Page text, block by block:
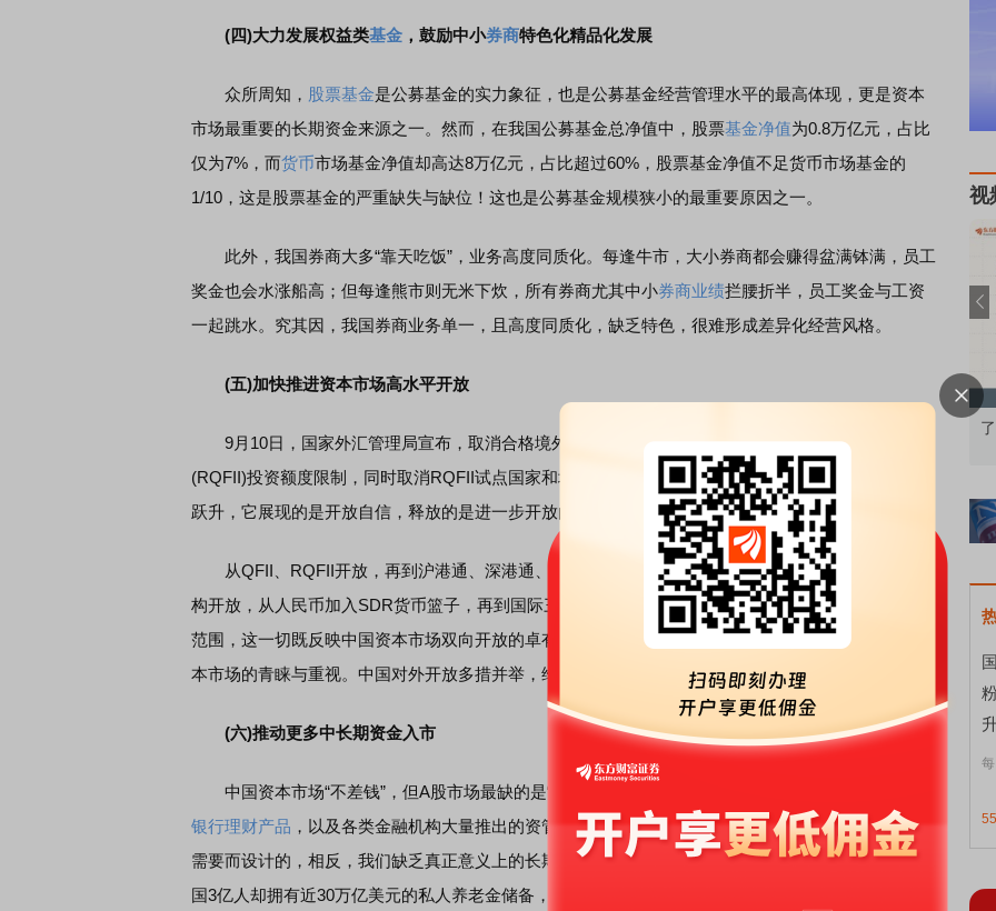
(四)大力发展权益类基金 ，鼓励中小券商特色化精品化发展
众所周知， 股票基金是公募基金的实力象征，也是公募基金经营管理水平的最高体现，更是资本
市场最重要的长期资金来源之一。然而，在我国公募基金总净值中，股票基金净值为0.8万亿元，占比
仅为7%，而货币市场基金净值却高达8万亿元，占比超过60%，股票基金净值不足货币市场基金的
1/10，这是股票基金的严重缺失与缺位！这也是公募基金规模狭小的最重要原因之一。
此外，我国券商大多“靠天吃饭”，业务高度同质化。每逢牛市，大小券商都会赚得盆满钵满，员工
奖金也会水涨船高；但每逢熊市则无米下炊，所有券商尤其中小券商业绩拦腰折半，员工奖金与工资
一起跳水。究其因，我国券商业务单一，且高度同质化，缺乏特色，很难形成差异化经营风格。
(五)加快推进资本市场高水平开放
9月10日，国家外汇管理局宣布，取消合格境外机构投资者(QFII)和人民币合格境外机构投资者
(RQFII)投资额度限制，同时取消RQFII试点国家和地区限制。这是中国资本市场国际化改革的又一次
跃升，它展现的是开放自信，释放的是进一步开放的重大信号。
从QFII、RQFII开放，再到沪港通、深港通、沪伦通开通，从保险、券商、基金开放到
构开放，从人民币加入SDR货币篮子，再到国际三大知名指数相继将中国股市和债市纳入其指数覆盖
范围，这一切既反映中国资本市场双向开放的卓有成效，同时也证明了境外机构及国际资本对中国资
本市场的青睐与重视。中国对外开放多措并举，维护开放环境下的金融安全才是最重要的。
(六)推动更多中长期资金入市
中国资本市场“不差钱”，但A股市场最缺的是“长钱”，即长期资金。从
银行理财产品 ，以及各类金融机构大量推出的资管产品，它们大多是为了迎合投资者“短炒、赚快钱”的
需要而设计的，相反，我们缺乏真正意义上的长期资金来源，尤其是缺乏足够的私人养老金储备。美
国3亿人却拥有近30万亿美元的私人养老金储备，其中，近10万亿美元购买了公募基金，主要以股票基
视
55